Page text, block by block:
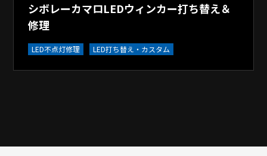
シボレーカマロLEDウィンカー打ち替え＆
修理
LED不点灯修理 LED打ち替え・カスタム